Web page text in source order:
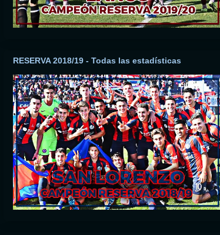
RESERVA 2018/19 - Todas las estadísticas